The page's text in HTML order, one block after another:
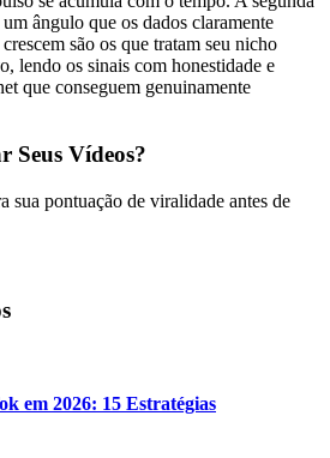
ângulo que os dados claramente
são os que tratam seu nicho
lendo os sinais com honestidade e
que conseguem genuinamente
Seus Vídeos?
sua pontuação de viralidade antes de
em 2026: 15 Estratégias